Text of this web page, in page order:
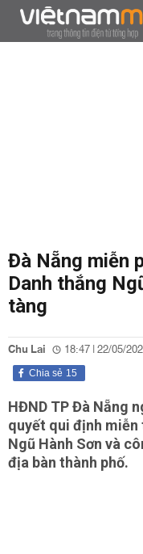
Đà Nẵng miễn
Danh thắng
tàng
Chu Lai 18:47 | 22/05/
15
Chia sẻ
HĐND TP Đà Nẵng
quyết qui định miễn
Ngũ Hành Sơn và
địa bàn thành phố.